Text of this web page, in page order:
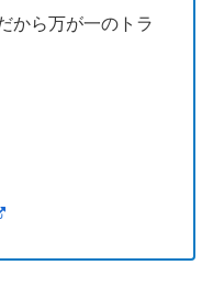
から万が一のトラ